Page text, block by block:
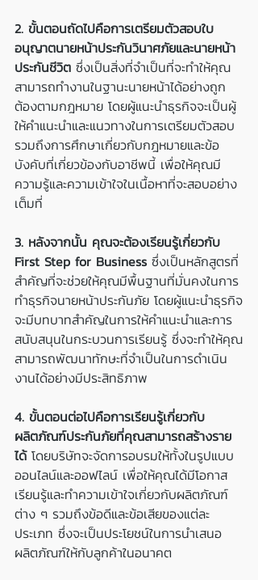
2. ขั้นตอนถัดไปคือการเตรียมตัวสอบใบ
อนุญาตนายหน้าประกันวินาศภัยและนายหน้า
ประกันชีวิต ซึ่งเป็นสิ่งที่จำเป็นที่จะทำให้คุณ
สามารถทำงานในฐานะนายหน้าได้อย่างถูก
ต้องตามกฎหมาย โดยผู้แนะนำธุรกิจจะเป็นผู้
ให้คำแนะนำและแนวทางในการเตรียมตัวสอบ
รวมถึงการศึกษาเกี่ยวกับกฎหมายและข้อ
บังคับที่เกี่ยวข้องกับอาชีพนี้ เพื่อให้คุณมี
ความรู้และความเข้าใจในเนื้อหาที่จะสอบอย่าง
เต็มที่
3. หลังจากนั้น คุณจะต้องเรียนรู้เกี่ยวกับ
First Step for Business ซึ่งเป็นหลักสูตรที่
สำคัญที่จะช่วยให้คุณมีพื้นฐานที่มั่นคงในการ
ทำธุรกิจนายหน้าประกันภัย โดยผู้แนะนำธุรกิจ
จะมีบทบาทสำคัญในการให้คำแนะนำและการ
สนับสนุนในกระบวนการเรียนรู้ ซึ่งจะทำให้คุณ
สามารถพัฒนาทักษะที่จำเป็นในการดำเนิน
งานได้อย่างมีประสิทธิภาพ
4. ขั้นตอนต่อไปคือการเรียนรู้เกี่ยวกับ
ผลิตภัณฑ์ประกันภัยที่คุณสามารถสร้างราย
ได้ โดยบริษัทจะจัดการอบรมให้ทั้งในรูปแบบ
ออนไลน์และออฟไลน์ เพื่อให้คุณได้มีโอกาส
เรียนรู้และทำความเข้าใจเกี่ยวกับผลิตภัณฑ์
ต่าง ๆ รวมถึงข้อดีและข้อเสียของแต่ละ
ประเภท ซึ่งจะเป็นประโยชน์ในการนำเสนอ
ผลิตภัณฑ์ให้กับลูกค้าในอนาคต